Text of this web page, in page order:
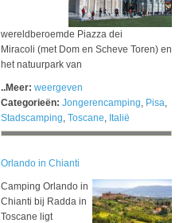
wereldberoemde Piazza dei
Miracoli (met Dom en Scheve Toren) en
het natuurpark van
..Meer: weergeven
Categorieën: Jongerencamping, Pisa,
Stadscamping, Toscane, Italië
Orlando in Chianti
Camping Orlando in
Chianti bij Radda in
Toscane ligt